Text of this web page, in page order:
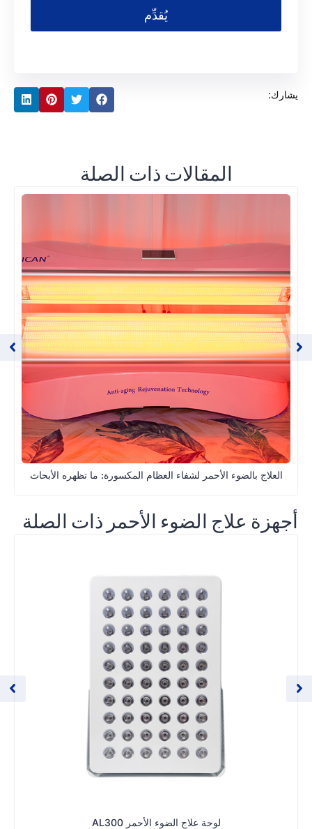
يُقدِّم
يشارك:
المقالات ذات الصلة
العلاج بالضوء الأحمر لشفاء العظام المكسورة: ما تظهره الأبحاث
أجهزة علاج الضوء الأحمر ذات الصلة
لوحة علاج الضوء الأحمر AL300